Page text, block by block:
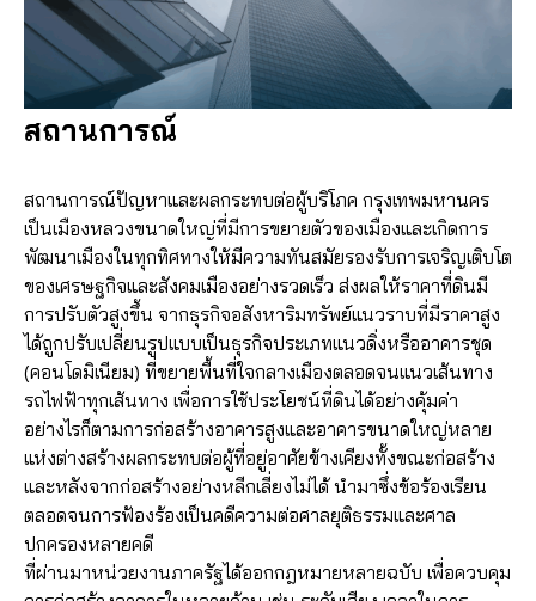
สถานการณ์
สถานการณ์ปัญหาและผลกระทบต่อผู้บริโภค กรุงเทพมหานคร
เป็นเมืองหลวงขนาดใหญ่ที่มีการขยายตัวของเมืองและเกิดการ
พัฒนาเมืองในทุกทิศทางให้มีความทันสมัยรองรับการเจริญเติบโต
ของเศรษฐกิจและสังคมเมืองอย่างรวดเร็ว ส่งผลให้ราคาที่ดินมี
การปรับตัวสูงขึ้น จากธุรกิจอสังหาริมทรัพย์แนวราบที่มีราคาสูง
ได้ถูกปรับเปลี่ยนรูปแบบเป็นธุรกิจประเภทแนวดิ่งหรืออาคารชุด
(คอนโดมิเนียม) ที่ขยายพื้นที่ใจกลางเมืองตลอดจนแนวเส้นทาง
รถไฟฟ้าทุกเส้นทาง เพื่อการใช้ประโยชน์ที่ดินได้อย่างคุ้มค่า
อย่างไรก็ตามการก่อสร้างอาคารสูงและอาคารขนาดใหญ่หลาย
แห่งต่างสร้างผลกระทบต่อผู้ที่อยู่อาศัยข้างเคียงทั้งขณะก่อสร้าง
และหลังจากก่อสร้างอย่างหลีกเลี่ยงไม่ได้ นำมาซึ่งข้อร้องเรียน
ตลอดจนการฟ้องร้องเป็นคดีความต่อศาลยุติธรรมและศาล
ปกครองหลายคดี
ที่ผ่านมาหน่วยงานภาครัฐได้ออกกฎหมายหลายฉบับ เพื่อควบคุม